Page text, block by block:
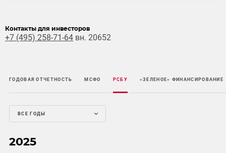
Контакты для инвесторов
+7 (495) 258-71-64 вн. 20652
ГОДОВАЯ ОТЧЕТНОСТЬ МСФО РСБУ «ЗЕЛЕНОЕ» ФИНАНСИРОВАНИЕ
ВСЕ ГОДЫ
2025